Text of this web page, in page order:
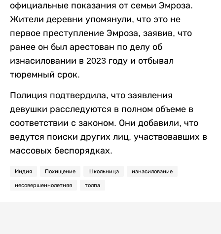
официальные показания от семьи Эмроза.
Жители деревни упомянули, что это не
первое преступление Эмроза, заявив, что
ранее он был арестован по делу об
изнасиловании в 2023 году и отбывал
тюремный срок.
Полиция подтвердила, что заявления
девушки расследуются в полном объеме в
соответствии с законом. Они добавили, что
ведутся поиски других лиц, участвовавших в
массовых беспорядках.
Индия Похищение Школьница изнасилование
несовершеннолетняя толпа